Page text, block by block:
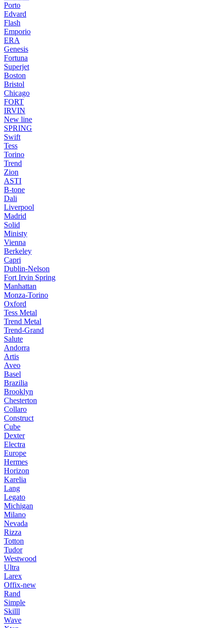
Porto
Edvard
Flash
Emporio
ERA
Genesis
Fortuna
Superjet
Boston
Bristol
Chicago
FORT
IRVIN
New line
SPRING
Swift
Tess
Torino
Trend
Zion
ASTI
B-tone
Dali
Liverpool
Madrid
Solid
Ministy
Vienna
Berkeley
Capri
Dublin-Nelson
Fort Irvin Spring
Manhattan
Monza-Torino
Oxford
Tess Metal
Trend Metal
Trend-Grand
Salute
Andorra
Artis
Aveo
Basel
Brazilia
Brooklyn
Chesterton
Collaro
Construct
Cube
Dexter
Electra
Europe
Hermes
Horizon
Karelia
Lang
Legato
Michigan
Milano
Nevada
Rizza
Totton
Tudor
Westwood
Ultra
Larex
Offix-new
Rand
Simple
Skilll
Wave